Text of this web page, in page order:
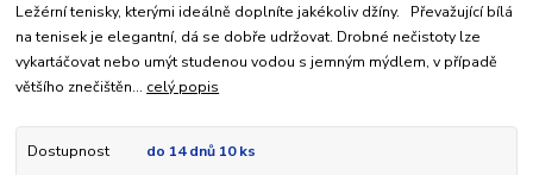
Ležérní tenisky, kterými ideálně doplníte jakékoliv džíny. Převažující bílá
na tenisek je elegantní, dá se dobře udržovat. Drobné nečistoty lze
vykartáčovat nebo umýt studenou vodou s jemným mýdlem, v případě
většího znečištěn... celý popis
Dostupnost do 14 dnů 10 ks